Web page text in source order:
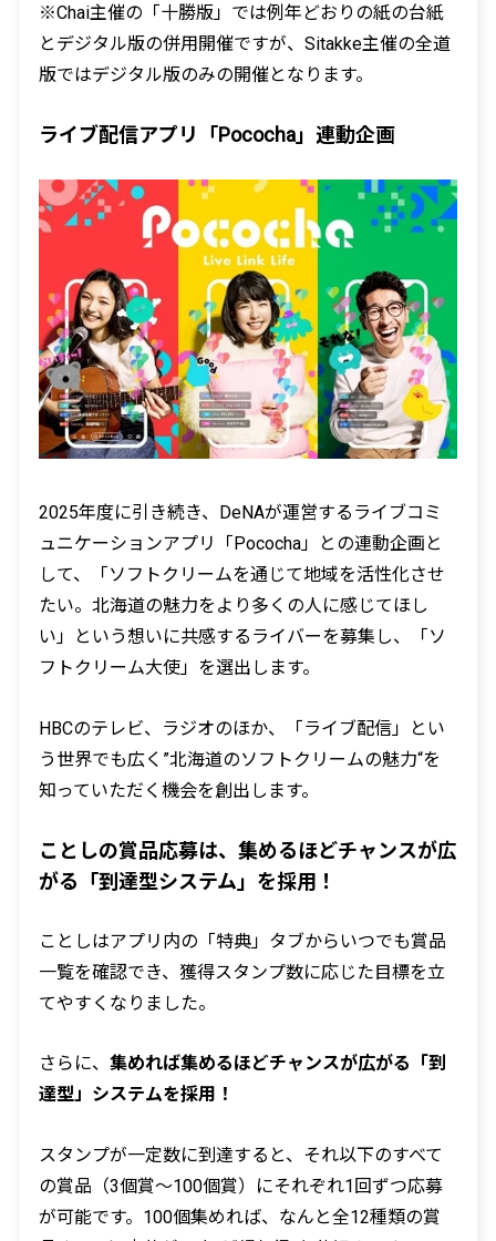
※Chai主催の「十勝版」では例年どおりの紙の台紙
とデジタル版の併用開催ですが、Sitakke主催の全道
版ではデジタル版のみの開催となります。
ライブ配信アプリ「Pococha」連動企画
2025年度に引き続き、DeNAが運営するライブコミ
ュニケーションアプリ「Pococha」との連動企画と
して、「ソフトクリームを通じて地域を活性化させ
たい。北海道の魅力をより多くの人に感じてほし
い」という想いに共感するライバーを募集し、「ソ
フトクリーム大使」を選出します。
HBCのテレビ、ラジオのほか、「ライブ配信」とい
う世界でも広く”北海道のソフトクリームの魅力“を
知っていただく機会を創出します。
ことしの賞品応募は、集めるほどチャンスが広
がる「到達型システム」を採用！
ことしはアプリ内の「特典」タブからいつでも賞品
一覧を確認でき、獲得スタンプ数に応じた目標を立
てやすくなりました。
さらに、 集めれば集めるほどチャンスが広がる「到
達型」システムを採用！
スタンプが一定数に到達すると、それ以下のすべて
の賞品（3個賞〜100個賞）にそれぞれ1回ずつ応募
が可能です。100個集めれば、なんと全12種類の賞